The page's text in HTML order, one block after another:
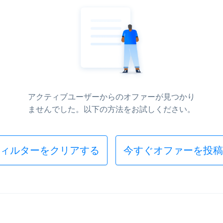
アクティブユーザーからのオファーが見つかり
ませんでした。以下の方法をお試しください。
ルターをクリアする 今すぐオファーを投